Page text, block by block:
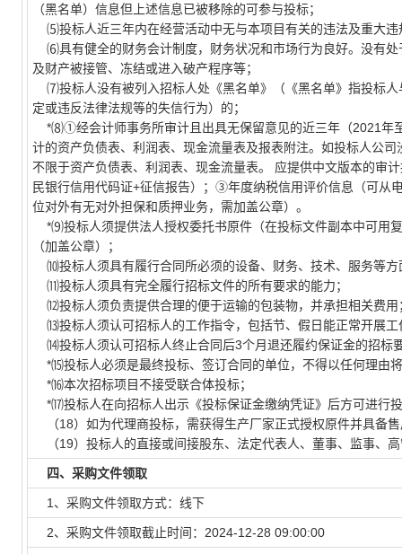
（黑名单）信息但上述信息已被移除的可参与投标；
⑸投标人近三年内在经营活动中无与本项目有关的违法及重大违
⑹具有健全的财务会计制度，财务状况和市场行为良好。没有
及财产被接管、冻结或进入破产程序等；
⑺投标人没有被列入招标人处《黑名单》（《黑名单》指投标
定或违反法律法规等的失信行为）的；
*⑻①经会计师事务所审计且出具无保留意见的近三年（2021年
计的资产负债表、利润表、现金流量表及报表附注。如投标人公
不限于资产负债表、利润表、现金流量表。 应提供中文版本的审
民银行信用代码证+征信报告）；③年度纳税信用评价信息（可
位对外有无对外担保和质押业务，需加盖公章）。
*⑼投标人须提供法人授权委托书原件（在投标文件副本中可用
（加盖公章）；
⑽投标人须具有履行合同所必须的设备、财务、技术、服务等方
⑾投标人须具有完全履行招标文件的所有要求的能力；
⑿投标人须负责提供合理的便于运输的包装物，并承担相关费用
⒀投标人须认可招标人的工作指令，包括节、假日能正常开展工
⒁投标人须认可招标人终止合同后3个月退还履约保证金的招标
*⒂投标人必须是最终投标、签订合同的单位，不得以任何理由
*⒃本次招标项目不接受联合体投标；
*⒄投标人在向招标人出示《投标保证金缴纳凭证》后方可进行
（18）如为代理商投标，需获得生产厂家正式授权原件并具备
（19）投标人的直接或间接股东、法定代表人、董事、监事、
四、采购文件领取
1、采购文件领取方式：线下
2、采购文件领取截止时间：2024-12-28 09:00:00